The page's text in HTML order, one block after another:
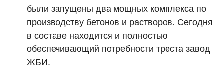
были запущены два мощных комплекса по
производству бетонов и растворов. Сегодня
в составе находится и полностью
обеспечивающий потребности треста завод
ЖБИ.